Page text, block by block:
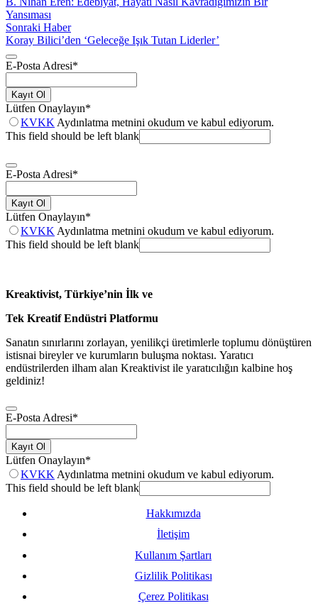
Yansıması
Sonraki Haber
Koray Bilici’den ‘Geleceğe Işık Tutan Liderler’
E-Posta Adresi*
Kayıt Ol
Lütfen Onaylayın*
KVKK Aydınlatma metnini okudum ve kabul ediyorum.
This field should be left blank
E-Posta Adresi*
Kayıt Ol
Lütfen Onaylayın*
KVKK Aydınlatma metnini okudum ve kabul ediyorum.
This field should be left blank
Kreaktivist, Türkiye’nin İlk ve
Tek Kreatif Endüstri Platformu
Sanatın sınırlarını zorlayan, yenilikçi üretimlerle toplumu dönüştüren
istisnai bireyler ve kurumların buluşma noktası. Yaratıcı
endüstrilerden ilham alan Kreaktivist ile yaratıcılığın kalbine hoş
geldiniz!
E-Posta Adresi*
Kayıt Ol
Lütfen Onaylayın*
KVKK Aydınlatma metnini okudum ve kabul ediyorum.
This field should be left blank
Hakkımızda
İletişim
Kullanım Şartları
Gizlilik Politikası
Çerez Politikası